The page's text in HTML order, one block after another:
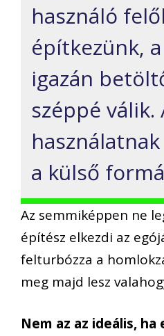
használó felől
építkezünk,
igazán
széppé válik.
a külső
Az semmiképpen ne
építész elkezdi az
felturbózza a
meg majd lesz
Nem az az ideális,